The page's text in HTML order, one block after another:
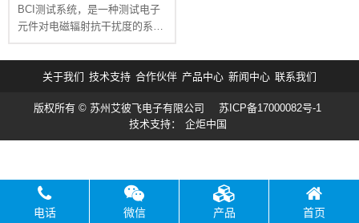
BCI测试系统，是一种测试电子
元件对电磁辐射抗干扰度的系
的应用。尤其是汽车电子行业，
应用广泛...
关于我们 技术支持 合作伙伴 产品中心 新闻中心 联系我们
版权所有 © 苏州艾彼飞电子有限公司
苏ICP备17000082号-1
技术支持：
企炬中国
电话 微信 产品 首页